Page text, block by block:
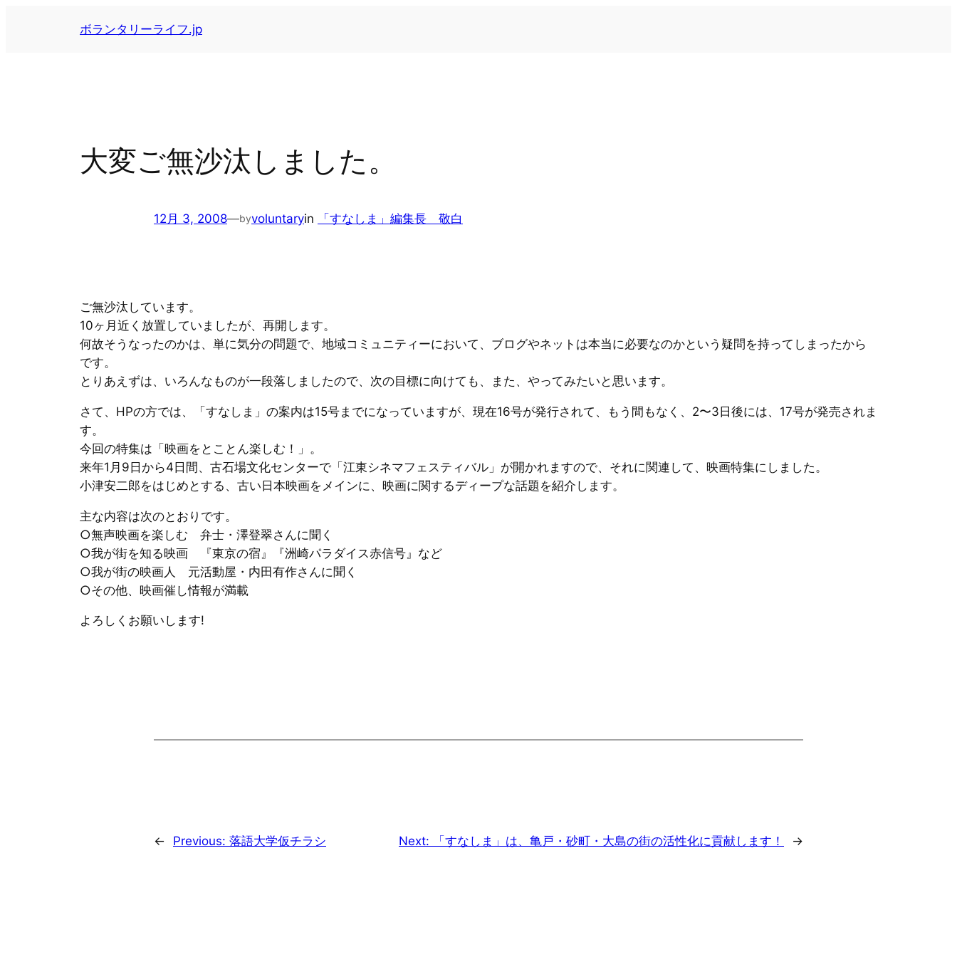
ボランタリーライフ.jp
大変ご無沙汰しました。
12月 3, 2008—byvoluntaryin 「すなしま」編集長 敬白
ご無沙汰しています。
10ヶ月近く放置していましたが、再開します。
何故そうなったのかは、単に気分の問題で、地域コミュニティーにおいて、ブログやネットは本当に必要なのかという疑問を持ってしまったから
です。
とりあえずは、いろんなものが一段落しましたので、次の目標に向けても、また、やってみたいと思います。
さて、HPの方では、「すなしま」の案内は15号までになっていますが、現在16号が発行されて、もう間もなく、2〜3日後には、17号が発売されま
す。
今回の特集は「映画をとことん楽しむ！」。
来年1月9日から4日間、古石場文化センターで「江東シネマフェスティバル」が開かれますので、それに関連して、映画特集にしました。
小津安二郎をはじめとする、古い日本映画をメインに、映画に関するディープな話題を紹介します。
主な内容は次のとおりです。
○無声映画を楽しむ 弁士・澤登翠さんに聞く
○我が街を知る映画 『東京の宿』『洲崎パラダイス赤信号』など
○我が街の映画人 元活動屋・内田有作さんに聞く
○その他、映画催し情報が満載
よろしくお願いします!
← Previous: 落語大学仮チラシ Next: 「すなしま」は、亀戸・砂町・大島の街の活性化に貢献します！ →